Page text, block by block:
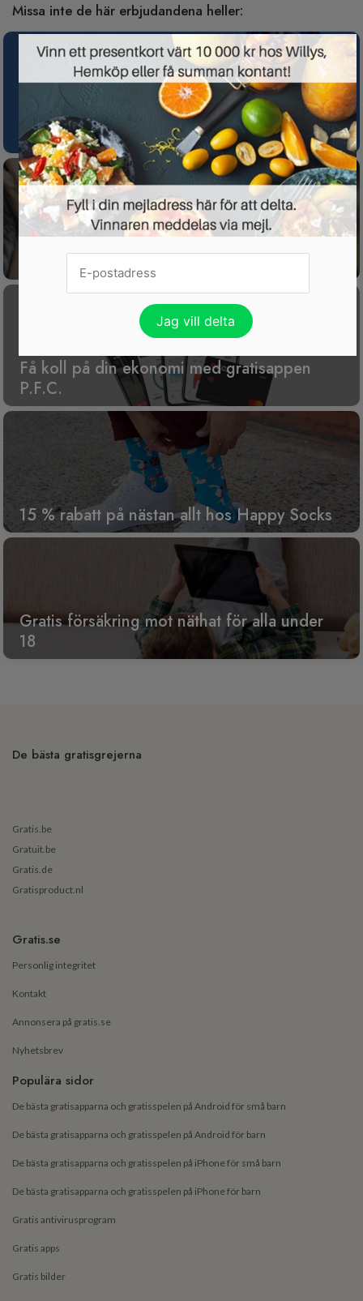
Missa inte de här erbjudandena heller:
Spotify Premium nu gratis i 3 månader för
nya kunder
Gratis tävling för dig som har husdjur
Få koll på din ekonomi med gratisappen
P.F.C.
15 % rabatt på nästan allt hos Happy Socks
Gratis försäkring mot näthat för alla under
18
De bästa gratisgrejerna
Gratis.be
Gratuit.be
Gratis.de
Gratisproduct.nl
Gratis.se
Personlig integritet
Kontakt
Annonsera på gratis.se
Nyhetsbrev
Populära sidor
De bästa gratisapparna och gratisspelen på Android för små barn
De bästa gratisapparna och gratisspelen på Android för barn
De bästa gratisapparna och gratisspelen på iPhone för små barn
De bästa gratisapparna och gratisspelen på iPhone för barn
Gratis antivirusprogram
Gratis apps
Gratis bilder